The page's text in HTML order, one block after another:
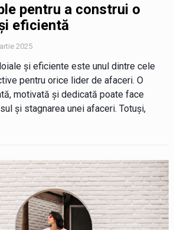
pentru a construi o
eficientă
2025
și eficiente este unul dintre cele
pentru orice lider de afaceri. O
motivată și dedicată poate face
și stagnarea unei afaceri. Totuși,